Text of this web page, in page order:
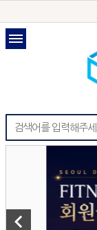
keyboard_arrow_left